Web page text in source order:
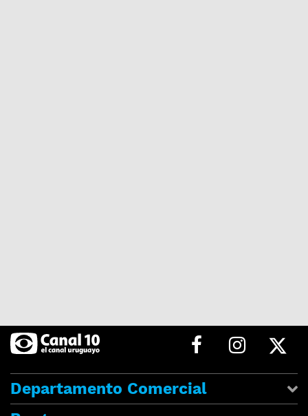
Departamento Comercial